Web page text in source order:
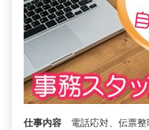
仕事内容
電話応対、伝票